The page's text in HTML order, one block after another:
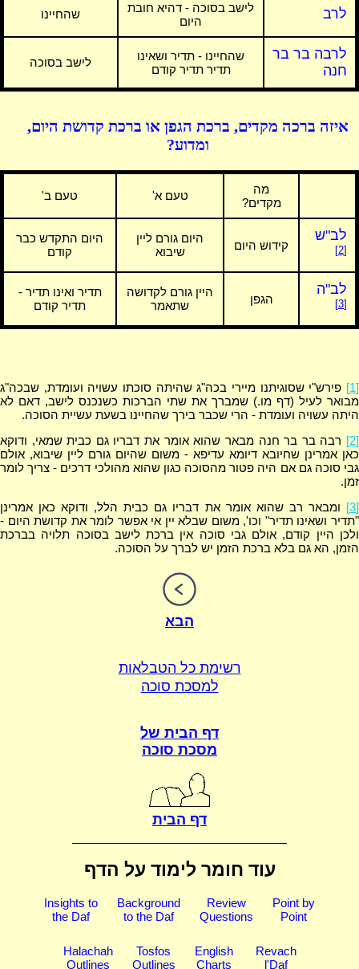
לרב
לישב בסוכה - דהיא חובת
היום
שהחיינו
לרבה בר בר
חנה
שהחיינו - תדיר ושאינו
תדיר תדיר קודם
לישב בסוכה
איזה ברכה מקדים, ברכת הגפן או ברכת קדושת היום,
ומדוע?
מה
מקדים?
טעם א' טעם ב'
לב"ש
[2] קידוש היום
היום גורם ליין
שיבוא
היום התקדש כבר
קודם
לב"ה
[3] הגפן
היין גורם לקדושה
שתאמר
תדיר ואינו תדיר -
תדיר קודם
[1]
פירש"י שסוגיתנו מיירי בכה"ג שהיתה סוכתו עשויה ועומדת, שבכה"ג
מבואר לעיל (דף מו.) שמברך את שתי הברכות כשנכנס לישב, דאם לא
היתה עשויה ועומדת - הרי שכבר בירך שהחיינו בשעת עשיית הסוכה.
[2]
רבה בר בר חנה מבאר שהוא אומר את דבריו גם כבית שמאי, ודוקא
כאן אמרינן שחיובא דיומא עדיפא - משום שהיום גורם ליין שיבוא, אולם
גבי סוכה גם אם היה פטור מהסוכה כגון שהוא מהולכי דרכים - צריך לומר
זמן.
[3]
ומבאר רב שהוא אומר את דבריו גם כבית הלל, ודוקא כאן אמרינן
"תדיר ושאינו תדיר" וכו', משום שבלא יין אי אפשר לומר את קדושת היום -
ולכן היין קודם, אולם גבי סוכה אין ברכת לישב בסוכה תלויה בברכת
הזמן, הא גם בלא ברכת הזמן יש לברך על הסוכה.
הבא
רשימת כל הטבלאות
למסכת סוכה
דף הבית של
מסכת סוכה
דף הבית
עוד חומר לימוד על הדף
Insights to
the Daf
Background
to the Daf
Review
Questions
Point by
Point
Halachah
Outlines
Tosfos
Outlines
English
Charts
Revach
l'Daf